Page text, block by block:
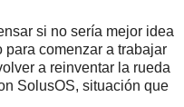
si no sería mejor idea
comenzar a trabajar
a reinventar la rueda
SolusOS, situación que